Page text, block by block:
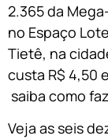
2.365 da
no Espaço
Tietê, na
custa R$ 4,50
saiba como
Veja as seis